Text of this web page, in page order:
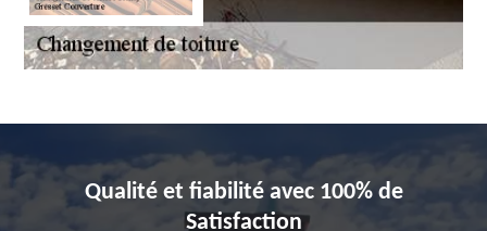
Qualité et fiabilité avec 100% de
Satisfaction